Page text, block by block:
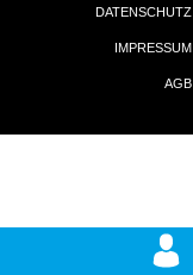
DATENSCHUTZ
IMPRESSUM
AGB